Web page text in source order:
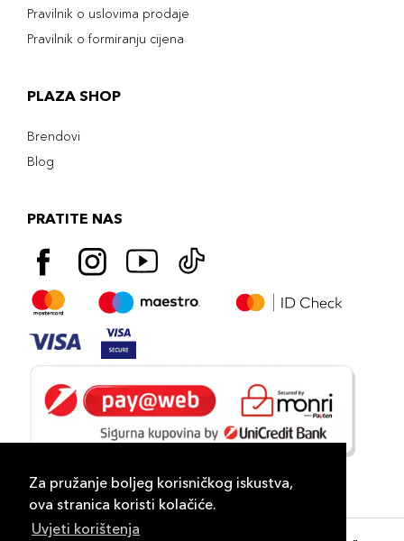
Za pružanje boljeg korisničkog iskustva,
ova stranica koristi kolačiće.
Uvjeti korištenja
Pravilnik o uslovima prodaje
Pravilnik o formiranju cijena
PLAZA SHOP
Brendovi
Blog
PRATITE NAS